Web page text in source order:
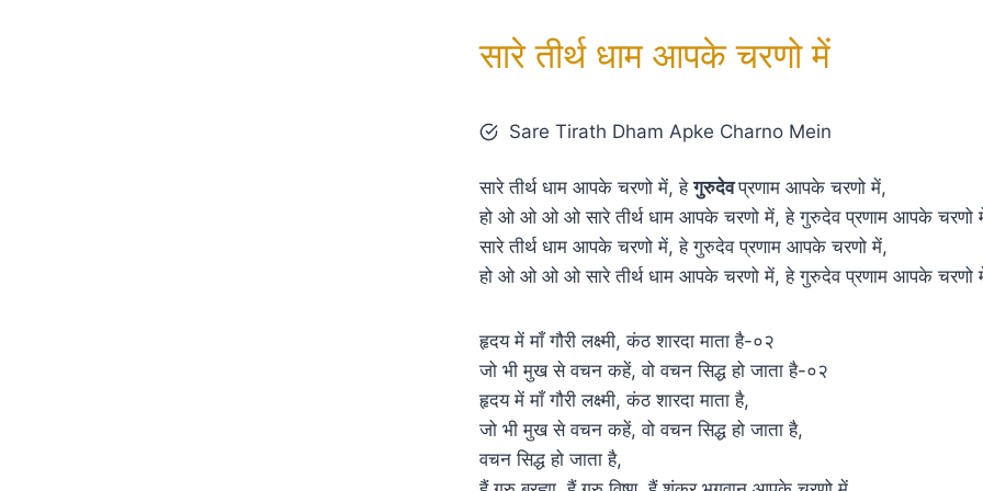
सारे तीर्थ धाम आपके चरणो में
Sare Tirath Dham Apke Charno Mein
सारे तीर्थ धाम आपके चरणो में, हेगुरुदेवप्रणाम आपके चरणो में,
हो ओ ओ ओ ओ सारे तीर्थ धाम आपके चरणो में, हे गुरुदेव प्रणाम आपके चरणो
सारे तीर्थ धाम आपके चरणो में, हे गुरुदेव प्रणाम आपके चरणो में,
हो ओ ओ ओ ओ सारे तीर्थ धाम आपके चरणो में, हे गुरुदेव प्रणाम आपके चरणो
हृदय में माँ गौरी लक्ष्मी, कंठ शारदा माता है-०२
जो भी मुख से वचन कहें, वो वचन सिद्ध हो जाता है-०२
हृदय में माँ गौरी लक्ष्मी, कंठ शारदा माता है,
जो भी मुख से वचन कहें, वो वचन सिद्ध हो जाता है,
वचन सिद्ध हो जाता है,